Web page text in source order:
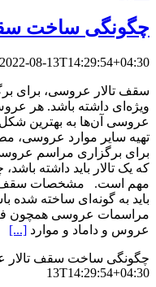
چگونگی ساخت
2022-08-13T14:29:54+04:30
سقف تالار عروسی، برای
ویژه‌ای داشته باشد. هر
عروسی آن‌ها به بهترین شکل
تهیه سایر موارد عروسی،
برای برگزاری مراسم
که یک تالار باید داشته
مهم است. مشخصات سقف
باید به گونه‌ای ساخته شده
مراسمات عروسی همچون
عروس و داماد و موارد [...]
چگونگی ساخت سقف تالار
13T14:29:54+04:30